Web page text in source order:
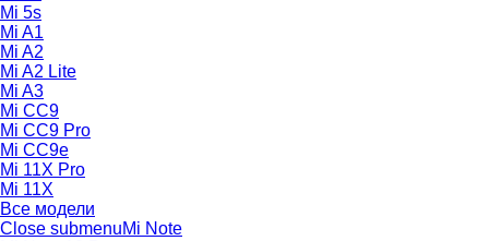
Mi 5s
Mi A1
Mi A2
Mi A2 Lite
Mi A3
Mi CC9
Mi CC9 Pro
Mi CC9e
Mi 11X Pro
Mi 11X
Все модели
Close submenuMi Note